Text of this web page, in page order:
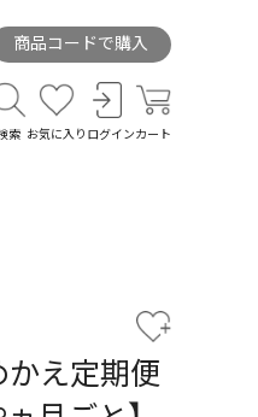
商品コードで購入
索 お気に入り ログイン カート
かえ定期便